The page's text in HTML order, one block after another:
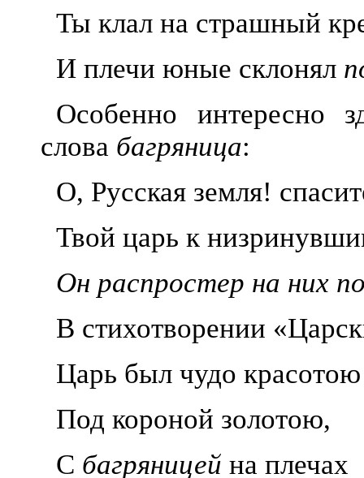
Ты клал на страшный
И плечи юные склонял
Особенно интересно
слова багряница:
О, Русская земля!
Твой царь к
Он распростер на них
В стихотворении
Царь был чудо красотою
Под короной золотою,
С багряницей на плечах